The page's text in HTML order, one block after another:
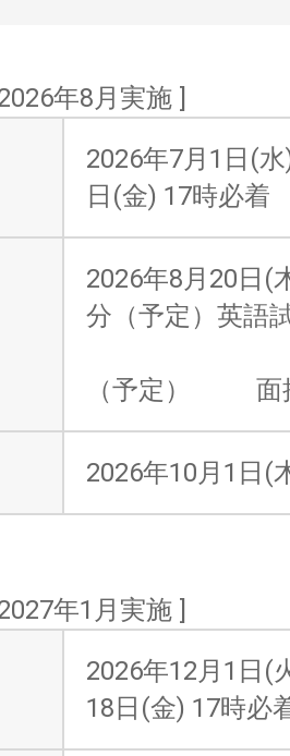
年8月実施 ]
2026年7月1日(
日(金) 17時必着
2026年8月20日(
分（予定）英語
（予定） 面
2026年10月1日(
年1月実施 ]
2026年12月1日(
18日(金) 17時必